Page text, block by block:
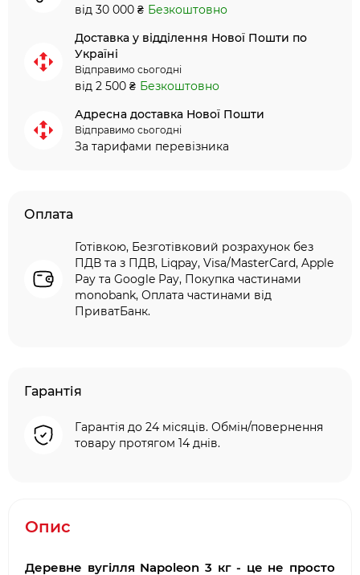
від 30 000 ₴ Безкоштовно
Доставка у відділення Нової Пошти по
Україні
Відправимо сьогодні
від 2 500 ₴ Безкоштовно
Адресна доставка Нової Пошти
Відправимо сьогодні
За тарифами перевізника
Оплата
Готівкою, Безготівковий розрахунок без
ПДВ та з ПДВ, Liqpay, Visa/MasterCard, Apple
Pay та Google Pay, Покупка частинами
monobank, Оплата частинами від
ПриватБанк.
Гарантія
Гарантія до 24 місяців. Обмін/повернення
товару протягом 14 днів.
Опис
Деревне вугілля Napoleon 3 кг - це не просто